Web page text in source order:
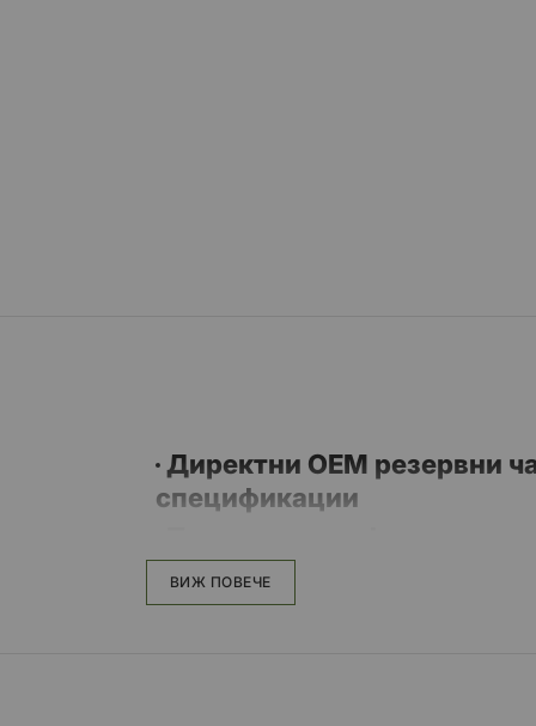
Директни OEM резервни
спецификации
стомана за подобрена
Комплектът съдържа
ВИЖ ПОВЕЧЕ